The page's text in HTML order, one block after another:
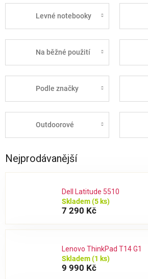
Levné notebooky
Na běžné použití
Podle značky
Outdoorové
Nejprodávanější
Dell Latitude 5510
Skladem(5 ks)
7 290 Kč
Lenovo ThinkPad T14 G1
Skladem(1 ks)
9 990 Kč